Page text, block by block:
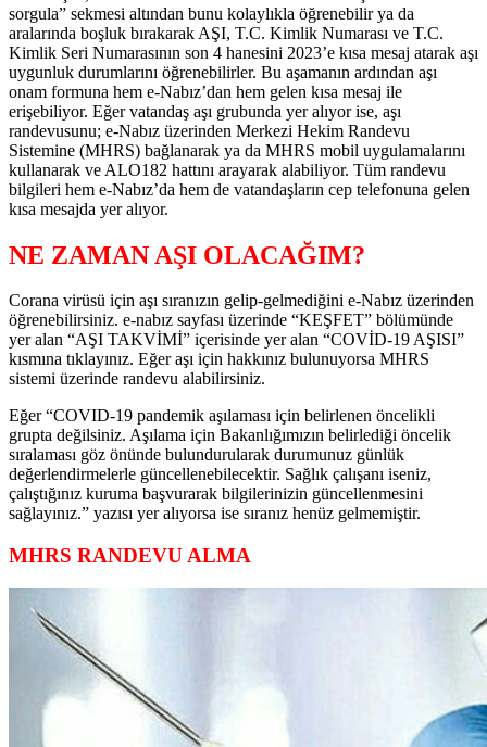
sorgula” sekmesi altından bunu kolaylıkla öğrenebilir ya da
aralarında boşluk bırakarak AŞI, T.C. Kimlik Numarası ve T.C.
Kimlik Seri Numarasının son 4 hanesini 2023’e kısa mesaj atarak aşı
uygunluk durumlarını öğrenebilirler. Bu aşamanın ardından aşı
onam formuna hem e-Nabız’dan hem gelen kısa mesaj ile
erişebiliyor. Eğer vatandaş aşı grubunda yer alıyor ise, aşı
randevusunu; e-Nabız üzerinden Merkezi Hekim Randevu
Sistemine (MHRS) bağlanarak ya da MHRS mobil uygulamalarını
kullanarak ve ALO182 hattını arayarak alabiliyor. Tüm randevu
bilgileri hem e-Nabız’da hem de vatandaşların cep telefonuna gelen
kısa mesajda yer alıyor.
NE ZAMAN AŞI OLACAĞIM?
Corana virüsü için aşı sıranızın gelip-gelmediğini e-Nabız üzerinden
öğrenebilirsiniz. e-nabız sayfası üzerinde “KEŞFET” bölümünde
yer alan “AŞI TAKVİMİ” içerisinde yer alan “COVİD-19 AŞISI”
kısmına tıklayınız. Eğer aşı için hakkınız bulunuyorsa MHRS
sistemi üzerinde randevu alabilirsiniz.
Eğer “COVID-19 pandemik aşılaması için belirlenen öncelikli
grupta değilsiniz. Aşılama için Bakanlığımızın belirlediği öncelik
sıralaması göz önünde bulundurularak durumunuz günlük
değerlendirmelerle güncellenebilecektir. Sağlık çalışanı iseniz,
çalıştığınız kuruma başvurarak bilgilerinizin güncellenmesini
sağlayınız.” yazısı yer alıyorsa ise sıranız henüz gelmemiştir.
MHRS RANDEVU ALMA